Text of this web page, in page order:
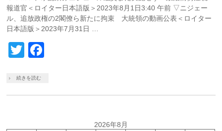
報道官＜ロイター日本語版＞2023年8月1日3:40 午前 ▽ニジェー
ル、追放政権の2閣僚ら新たに拘束 大統領の動画公表＜ロイター
日本語版＞2023年7月31日 …
Twitter
続きを読む
2026年8月